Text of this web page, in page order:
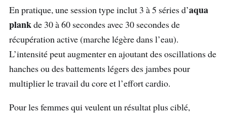
En pratique, une session type inclut 3 à 5 séries d’aqua
plankde 30 à 60 secondes avec 30 secondes de
récupération active (marche légère dans l’eau).
L’intensité peut augmenter en ajoutant des oscillations de
hanches ou des battements légers des jambes pour
multiplier le travail du core et l’effort cardio.
Pour les femmes qui veulent un résultat plus ciblé,